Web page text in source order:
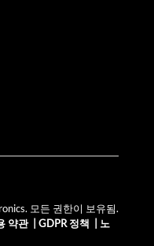
모든 권한이 보유됨.
약관| GDPR 정책
노